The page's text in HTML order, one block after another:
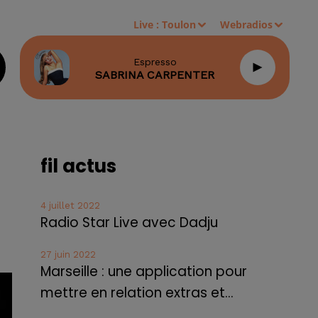
Live :Toulon Webradios
Espresso
SABRINA CARPENTER
fil actus
4 juillet 2022
Radio Star Live avec Dadju
27 juin 2022
Marseille : une application pour
mettre en relation extras et...